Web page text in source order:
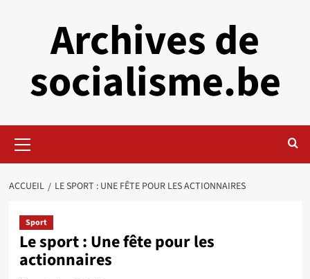
Archives de
socialisme.be
principal
ACCUEIL LE SPORT : UNE FÊTE POUR LES ACTIONNAIRES
Sport
Le sport : Une fête pour les
actionnaires